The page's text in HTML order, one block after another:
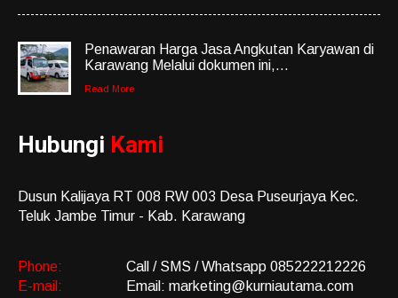
Penawaran Harga Jasa Angkutan Karyawan di
Karawang Melalui dokumen ini,...
Read More
Hubungi Kami
Dusun Kalijaya RT 008 RW 003 Desa Puseurjaya Kec.
Teluk Jambe Timur - Kab. Karawang
Phone:
Call / SMS / Whatsapp 085222212226
E-mail:
Email: marketing@kurniautama.com